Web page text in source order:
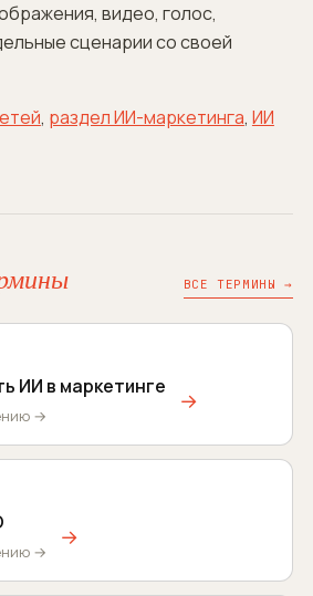
видео, голос,
сценарии со своей
, раздел ИИ-маркетинга, ИИ
ВСЕ ТЕРМИНЫ →
ИИ в маркетинге
→
→
→
→